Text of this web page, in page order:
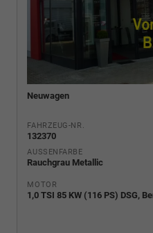
Neuwagen
FAHRZEUG-NR.
132370
AUSSENFARBE
Rauchgrau Metallic
MOTOR
1,0 TSI 85 KW (116 PS) DSG,